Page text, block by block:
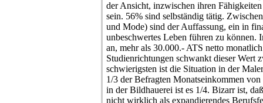
der Ansicht, inzwischen ihren
sein. 56% sind selbständig tätig.
und Mode) sind der Auffassung, ein in
unbeschwertes Leben führen zu können.
an, mehr als 30.000.- ATS netto
Studienrichtungen schwankt dieser Wert
schwierigsten ist die Situation in der
1/3 der Befragten Monatseinkommen
in der Bildhauerei ist es 1/4. Bizarr ist,
nicht wirklich als expandierendes